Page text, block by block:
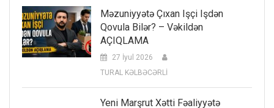
Məzuniyyətə Çıxan Işçi Işdən
Qovula Bilər? – Vəkildən
AÇIQLAMA
27 İyul 2026
TURAL KƏLBƏCƏRLİ
Yeni Marşrut Xətti Fəaliyyətə